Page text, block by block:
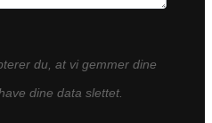
du, at vi gemmer dine
dine data slettet.